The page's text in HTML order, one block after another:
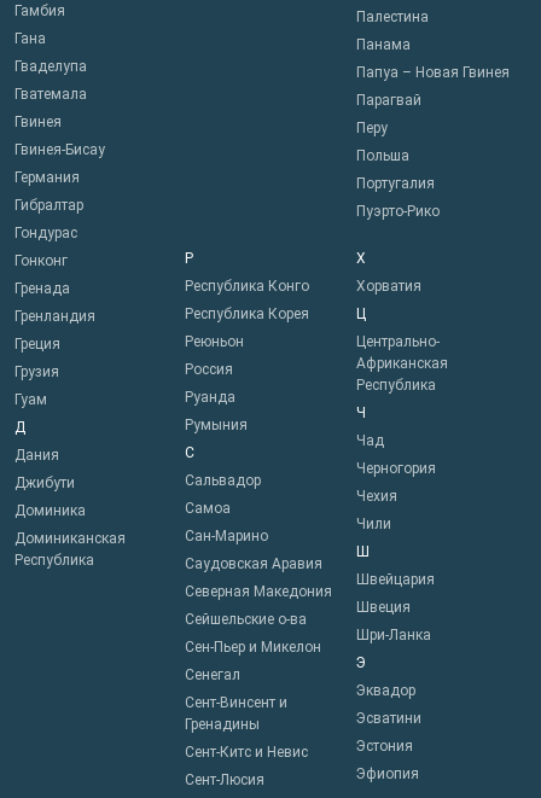
Гамбия
Гана
Гваделупа
Гватемала
Гвинея
Гвинея-Бисау
Германия
Гибралтар
Гондурас
Гонконг
Гренада
Гренландия
Греция
Грузия
Гуам
Д
Дания
Джибути
Доминика
Доминиканская
Республика
Палестина
Панама
Папуа – Новая Гвинея
Парагвай
Перу
Польша
Португалия
Пуэрто-Рико
Р
Республика Конго
Республика Корея
Реюньон
Россия
Руанда
Румыния
С
Сальвадор
Самоа
Сан-Марино
Саудовская Аравия
Северная Македония
Сейшельские о-ва
Сен-Пьер и Микелон
Сенегал
Сент-Винсент и
Гренадины
Сент-Китс и Невис
Сент-Люсия
Х
Хорватия
Ц
Центрально-
Африканская
Республика
Ч
Чад
Черногория
Чехия
Чили
Ш
Швейцария
Швеция
Шри-Ланка
Э
Эквадор
Эсватини
Эстония
Эфиопия